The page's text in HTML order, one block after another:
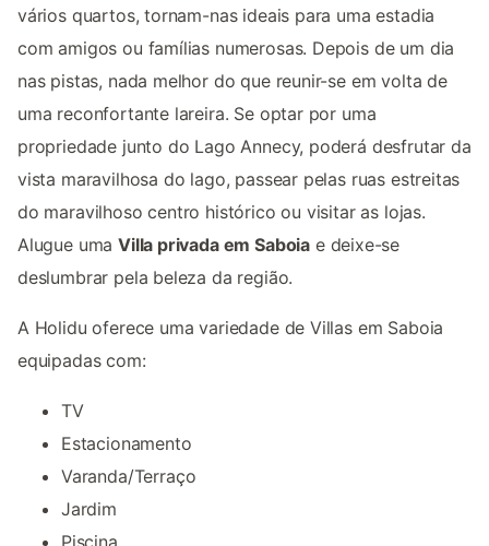
vários quartos, tornam-nas ideais para uma estadia
com amigos ou famílias numerosas. Depois de um dia
nas pistas, nada melhor do que reunir-se em volta de
uma reconfortante lareira. Se optar por uma
propriedade junto do Lago Annecy, poderá desfrutar da
vista maravilhosa do lago, passear pelas ruas estreitas
do maravilhoso centro histórico ou visitar as lojas.
Alugue umaVilla privada em Saboia e deixe-se
deslumbrar pela beleza da região.
A Holidu oferece uma variedade de Villas em Saboia
equipadas com:
TV
Estacionamento
Varanda/Terraço
Jardim
Piscina